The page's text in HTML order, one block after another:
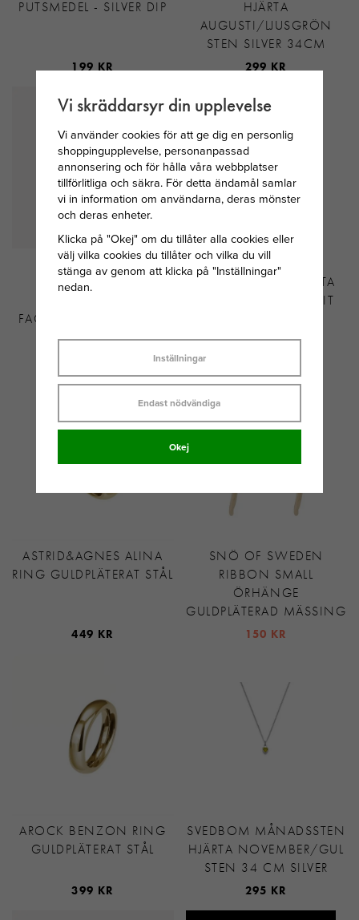
PUTSMEDEL - SILVER DIP
199 KR
HJÄRTA
AUGUSTI/LJUSGRÖN
STEN SILVER 34CM
299 KR
THOMAS SABO
HALSBAND MED
FACETTERADE 40-42-45
CM
SNÖ OF SWEDEN
SANNE SMALL HJÄRTA
ÖRHÄNGE SILVER/VIT
ASTRID&AGNES ALINA
RING GULDPLÄTERAT STÅL
449 KR
SNÖ OF SWEDEN
RIBBON SMALL
ÖRHÄNGE
GULDPLÄTERAD MÄSSING
150 KR
AROCK BENZON RING
GULDPLÄTERAT STÅL
399 KR
SVEDBOM MÅNADSSTEN
HJÄRTA NOVEMBER/GUL
STEN 34 CM SILVER
295 KR
Vi skräddarsyr din upplevelse
Vi använder cookies för att ge dig en personlig
shoppingupplevelse, personanpassad
annonsering och för hålla våra webbplatser
tillförlitliga och säkra. För detta ändamål samlar
vi in information om användarna, deras mönster
och deras enheter.
Klicka på "Okej" om du tillåter alla cookies eller
välj vilka cookies du tillåter och vilka du vill
stänga av genom att klicka på "Inställningar"
nedan.
Inställningar
Endast nödvändiga
Okej